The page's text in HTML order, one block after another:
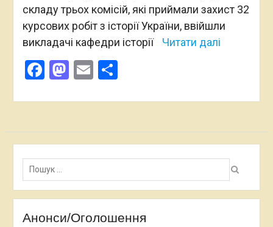
складу трьох комісій, які приймали захист 32
курсових робіт з історії України, ввійшли
викладачі кафедри історії
Читати далі
Facebook
Mastodon
EmailПоділитися
Пошук:
Анонси/Оголошення